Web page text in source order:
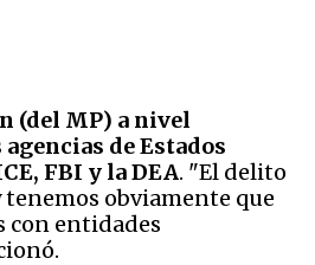
(del MP) a nivel
de Estados
FBI y la DEA. "El delito
obviamente que
con entidades